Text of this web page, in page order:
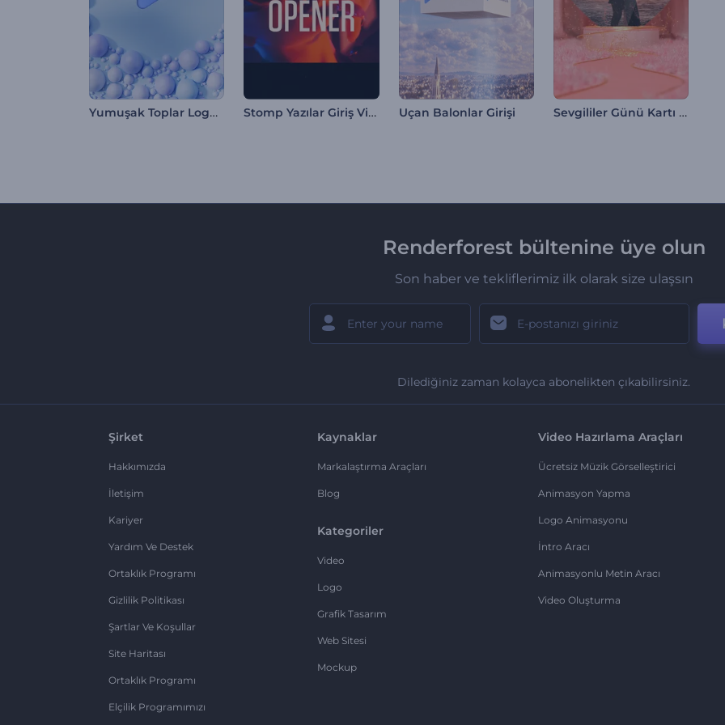
Yumuşak Toplar Logo Gösterimi Stomp Yazılar Giriş Videosu Uçan Balonlar Girişi Sevgililer Günü Kartı Giriş Videosu
Renderforest bültenine üye olun
Son haber ve tekliflerimiz ilk olarak size ulaşsın
Dilediğiniz zaman kolayca abonelikten çıkabilirsiniz.
Şirket
Hakkımızda
İletişim
Kariyer
Yardım Ve Destek
Ortaklık Programı
Gizlilik Politikası
Şartlar Ve Koşullar
Site Haritası
Ortaklık Programı
Elçilik Programımızı
Kaynaklar
Markalaştırma Araçları
Blog
Kategoriler
Video
Logo
Grafik Tasarım
Web Sitesi
Mockup
Video Hazırlama Araçları
Ücretsiz Müzik Görselleştirici
Animasyon Yapma
Logo Animasyonu
İntro Aracı
Animasyonlu Metin Aracı
Video Oluşturma